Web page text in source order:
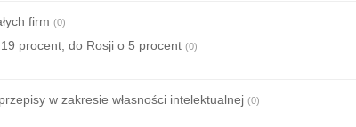
firm (0)
procent, do Rosji o 5 procent (0)
w zakresie własności intelektualnej (0)